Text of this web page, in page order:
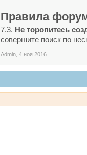
Правила
7.3. Не торопитесь
совершите поиск по
Admin 4 ноя 2016